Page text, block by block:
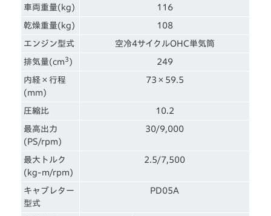
車両重量(kg) 116
乾燥重量(kg) 108
エンジン型式 空冷4サイクルOHC単気筒
排気量(cm 3 ) 249
内経×行程
(mm)
73×59.5
圧縮比 10.2
最高出力
(PS/rpm)
30/9,000
最大トルク
(kg-m/rpm)
2.5/7,500
キャブレター
型式
PD05A